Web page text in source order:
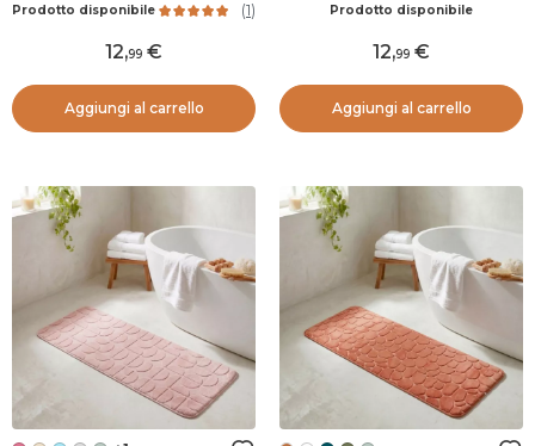
Beige
Prodotto disponibile (1)
12,99
Aggiungi al carrello
Prodotto disponibile
12,99
Aggiungi al carrello